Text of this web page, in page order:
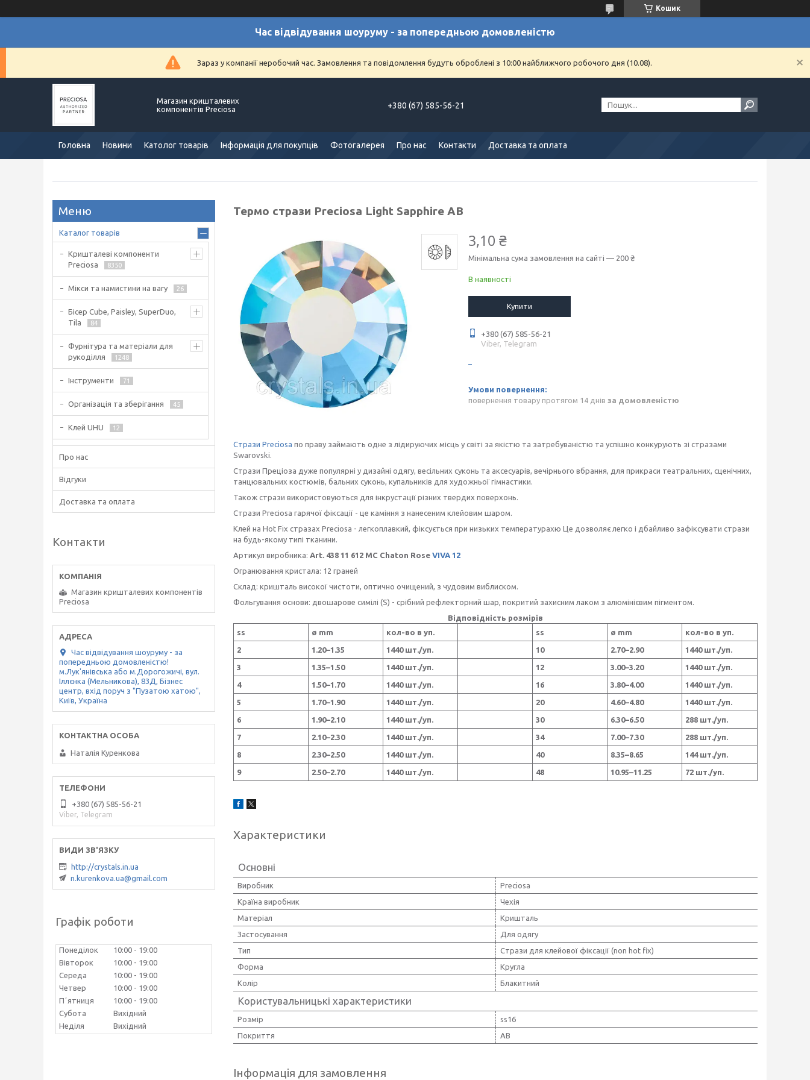
Кошик
Час відвідування шоуруму - за попередньою домовленістю
Зараз у компанії неробочий час. Замовлення та повідомлення будуть оброблені з 10:00 найближчого робочого дня (10.08).
Магазин кришталевих
компонентів Preciosa
+380 (67) 585-56-21
Головна Новини Католог товарів Інформація для покупців Фотогалерея Про нас Контакти Доставка та оплата
Термо стрази Preciosa Light Sapphire AB
3,10 ₴
Мінімальна сума замовлення на сайті — 200 ₴
В наявності
Купити
+380 (67) 585-56-21
Viber, Telegram
повернення товару протягом 14 днів за домовленістю
Стрази Preciosa по праву займають одне з лідируючих місць у світі за якістю та затребуваністю та успішно конкурують зі стразами
Swarovski.
Стрази Преціоза дуже популярні у дизайні одягу, весільних суконь та аксесуарів, вечірнього вбрання, для прикраси театральних, сценічних,
танцювальних костюмів, бальних суконь, купальників для художньої гімнастики.
Також стрази використовуються для інкрустації різних твердих поверхонь.
Стрази Preciosa гарячої фіксації - це каміння з нанесеним клейовим шаром.
Клей на Hot Fix стразах Preciosa - легкоплавкий, фіксується при низьких температурахю Це дозволяє легко і дбайливо зафіксувати стрази
на будь-якому типі тканини.
Артикул виробника: Art. 438 11 612 MC Chaton Rose VIVA 12
Огранювання кристала: 12 граней
Склад: кришталь високої чистоти, оптично очищений, з чудовим виблиском.
Фольгування основи: двошарове симілі (S) - срібний рефлекторний шар, покритий захисним лаком з алюмінієвим пігментом.
Відповідність розмірів
ss
ø mm кол-во в уп. ss ø mm кол-во в уп.
2 1.20–1.35 1440 шт./уп. 10 2.70–2.90 1440 шт./уп.
3 1.35–1.50 1440 шт./уп. 12 3.00–3.20 1440 шт./уп.
4 1.50–1.70 1440 шт./уп. 16 3.80–4.00 1440 шт./уп.
5 1.70–1.90 1440 шт./уп. 20 4.60–4.80 1440 шт./уп.
6 1.90–2.10 1440 шт./уп. 30 6.30–6.50 288 шт./уп.
7 2.10–2.30 1440 шт./уп. 34 7.00–7.30 288 шт./уп.
8 2.30–2.50 1440 шт./уп. 40 8.35–8.65 144 шт./уп.
9 2.50–2.70 1440 шт./уп. 48 10.95–11.25 72 шт./уп.
Характеристики
Основні
Виробник
Preciosa
Країна виробник
Чехія
Матеріал
Кришталь
Застосування
Для одягу
Тип
Стрази для клейової фіксації (non hot fix)
Форма
Кругла
Колір
Блакитний
Користувальницькі характеристики
Розмір
ss16
Покриття
AB
Інформація для замовлення
Каталог товарів
Кришталеві компоненти
Preciosa
8350
Мікси та намистини на вагу 26
Бісер Cube, Paisley, SuperDuo,
Tila
84
Фурнітура та матеріали для
рукоділля
1248
Інструменти 71
Організація та зберігання 45
Клей UHU 12
Про нас
Відгуки
Доставка та оплата
Контакти
Магазин кришталевих компонентів
Preciosa
Час відвідування шоуруму - за
попередньою домовленістю!
м.Лук'янівська або м.Дорогожичі, вул.
Іллєнка (Мельникова), 83Д, Бізнес
центр, вхід поруч з "Пузатою хатою",
Київ, Україна
Наталія Куренкова
+380 (67) 585-56-21
Viber, Telegram
http://crystals.in.ua
n.kurenkova.ua@gmail.com
Графік роботи
Понеділок 10:00
19:00
Вівторок
10:00
19:00
Середа
10:00
19:00
Четвер
10:00
19:00
Пʼятниця
10:00
19:00
Субота
Вихідний
Неділя
Вихідний